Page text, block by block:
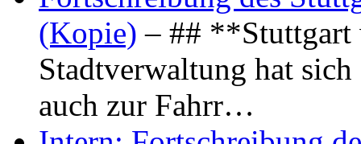
(Kopie) – ## **Stuttgart
Stadtverwaltung hat
auch zur Fahrr…